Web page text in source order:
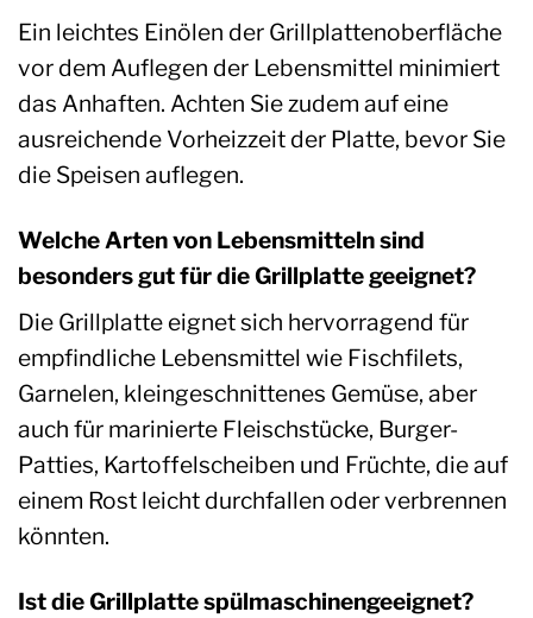
Ein leichtes Einölen der Grillplattenoberfläche
vor dem Auflegen der Lebensmittel minimiert
das Anhaften. Achten Sie zudem auf eine
ausreichende Vorheizzeit der Platte, bevor Sie
die Speisen auflegen.
Welche Arten von Lebensmitteln sind
besonders gut für die Grillplatte geeignet?
Die Grillplatte eignet sich hervorragend für
empfindliche Lebensmittel wie Fischfilets,
Garnelen, kleingeschnittenes Gemüse, aber
auch für marinierte Fleischstücke, Burger-
Patties, Kartoffelscheiben und Früchte, die auf
einem Rost leicht durchfallen oder verbrennen
könnten.
Ist die Grillplatte spülmaschinengeeignet?